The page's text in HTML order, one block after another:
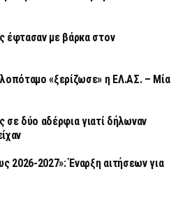
έφτασαν με βάρκα στον
«ξερίζωσε» η ΕΛ.ΑΣ. – Μία
σε δύο αδέρφια γιατί δήλωναν
2026-2027»: Έναρξη αιτήσεων για